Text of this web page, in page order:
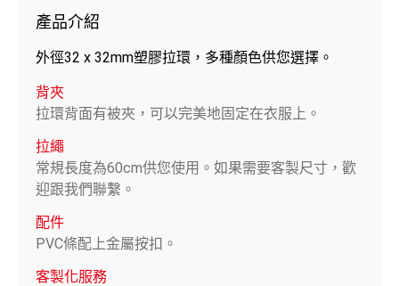
產品介紹
外徑32 x 32mm塑膠拉環，多種顏色供您選擇。
背夾
拉環背面有被夾，可以完美地固定在衣服上。
拉繩
常規長度為60cm供您使用。如果需要客製尺寸，歡
迎跟我們聯繫。
配件
PVC條配上金屬按扣。
客製化服務